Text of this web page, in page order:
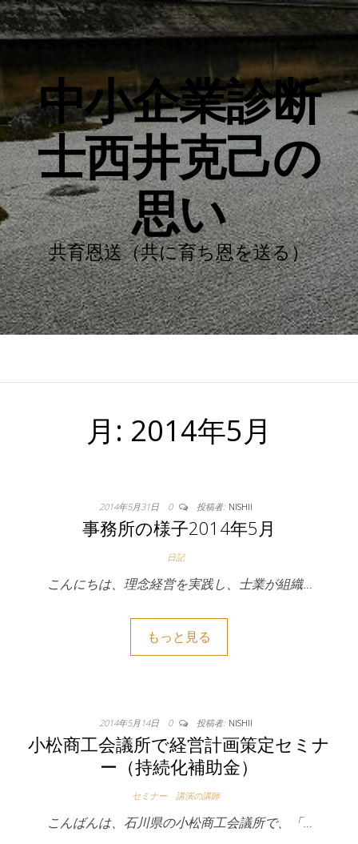
中小企業診断
士西井克己の
思い
共育恩送（共に育ち恩を送る）
月: 2014年5月
2014年5月31日 0 投稿者: NISHII
事務所の様子2014年5月
日記
こんにちは、理念経営を実践し、士業が組織…
もっと見る
2014年5月14日 0 投稿者: NISHII
小松商工会議所で経営計画策定セミナ
ー（持続化補助金）
セミナー 講演の講師
こんばんは、石川県の小松商工会議所で、「…